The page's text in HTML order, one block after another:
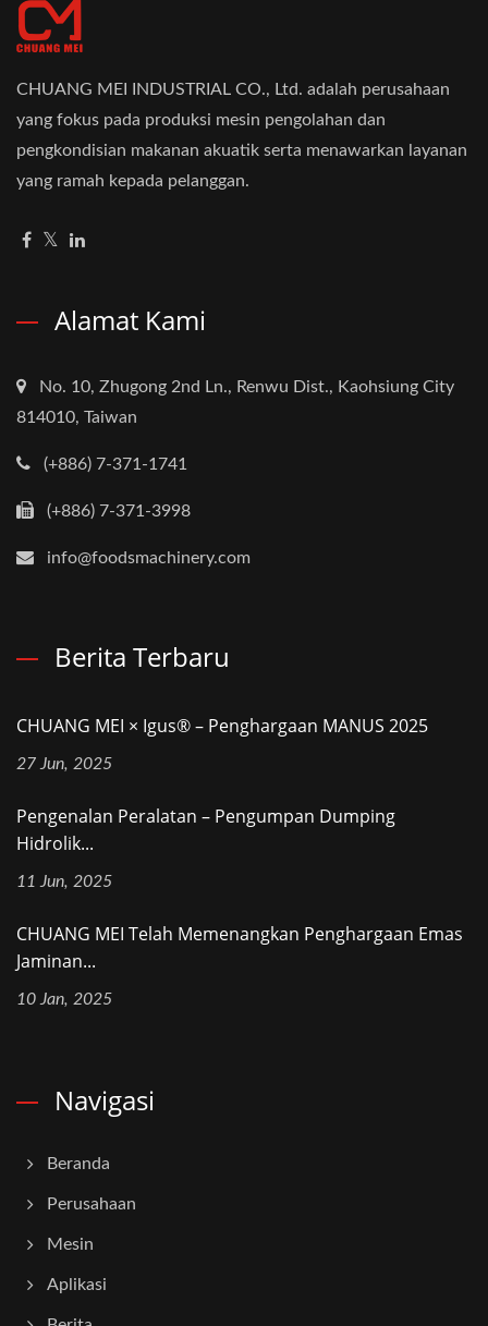
CHUANG MEI INDUSTRIAL CO., Ltd. adalah perusahaan
yang fokus pada produksi mesin pengolahan dan
pengkondisian makanan akuatik serta menawarkan layanan
yang ramah kepada pelanggan.
Alamat Kami
No. 10, Zhugong 2nd Ln., Renwu Dist., Kaohsiung City
814010, Taiwan
(+886) 7-371-1741
(+886) 7-371-3998
info@foodsmachinery.com
Berita Terbaru
CHUANG MEI × Igus® – Penghargaan MANUS 2025
27 Jun, 2025
Pengenalan Peralatan – Pengumpan Dumping
Hidrolik...
11 Jun, 2025
CHUANG MEI Telah Memenangkan Penghargaan Emas
Jaminan...
10 Jan, 2025
Navigasi
Beranda
Perusahaan
Mesin
Aplikasi